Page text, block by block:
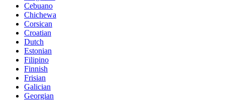
Cebuano
Chichewa
Corsican
Croatian
Dutch
Estonian
Filipino
Finnish
Frisian
Galician
Georgian